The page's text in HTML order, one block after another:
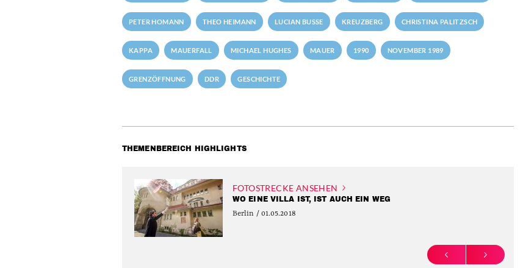
PETER HOMANN THEO HEIMANN LUCIAN BUSSE KREUZBERG CHRISTINA PALITZSCH
KAPPA MAUERFALL MICHAEL HUGHES MAUER 1990 NOVEMBER 1989
GRENZÖFFNUNG DDR GESCHICHTE
THEMENBEREICH HIGHLIGHTS
FOTOSTRECKE ANSEHEN
WO EINE VILLA IST, IST AUCH EIN WEG
Berlin / 01.05.2018
PREVIOUS NEXT